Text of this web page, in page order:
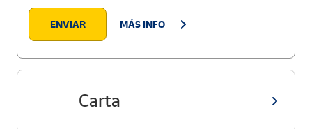
ENVIAR MÁS INFO
Carta